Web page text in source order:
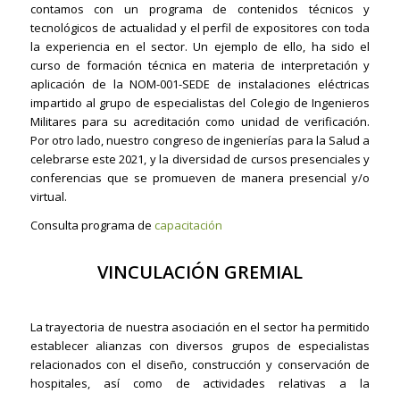
contamos con un programa de contenidos técnicos y
tecnológicos de actualidad y el perfil de expositores con toda
la experiencia en el sector. Un ejemplo de ello, ha sido el
curso de formación técnica en materia de interpretación y
aplicación de la NOM-001-SEDE de instalaciones eléctricas
impartido al grupo de especialistas del Colegio de Ingenieros
Militares para su acreditación como unidad de verificación.
Por otro lado, nuestro congreso de ingenierías para la Salud a
celebrarse este 2021, y la diversidad de cursos presenciales y
conferencias que se promueven de manera presencial y/o
virtual.
Consulta programa de capacitación
VINCULACIÓN GREMIAL
La trayectoria de nuestra asociación en el sector ha permitido
establecer alianzas con diversos grupos de especialistas
relacionados con el diseño, construcción y conservación de
hospitales, así como de actividades relativas a la